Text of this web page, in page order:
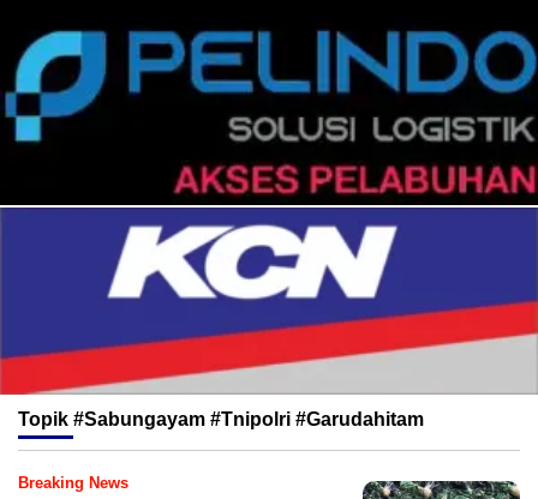
Topik #Sabungayam #Tnipolri #Garudahitam
Breaking News